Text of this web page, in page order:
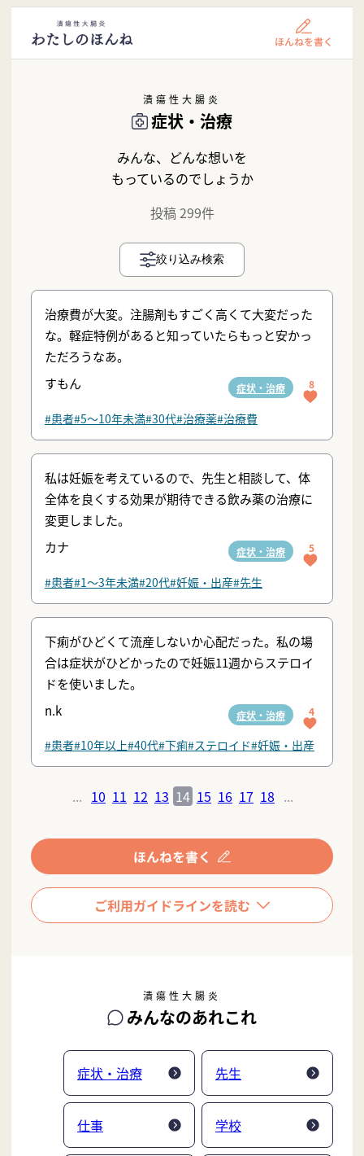
潰瘍性大腸炎
症状・治療
みんな、どんな想いを
もっているのでしょうか
投稿 299件
絞り込み検索
治療費が大変。注腸剤もすごく高くて大変だった
な。軽症特例があると知っていたらもっと安かっ
ただろうなあ。
すもん
症状・治療 8
#患者#5〜10年未満#30代#治療薬#治療費
私は妊娠を考えているので、先生と相談して、体
全体を良くする効果が期待できる飲み薬の治療に
変更しました。
カナ
症状・治療 5
#患者#1〜3年未満#20代#妊娠・出産#先生
下痢がひどくて流産しないか心配だった。私の場
合は症状がひどかったので妊娠11週からステロイ
ドを使いました。
n.k
症状・治療 4
#患者#10年以上#40代#下痢#ステロイド#妊娠・出産
... 10 11 12 13 14 15 16 17 18 ...
潰瘍性大腸炎
みんなのあれこれ
症状・治療 先生
仕事 学校